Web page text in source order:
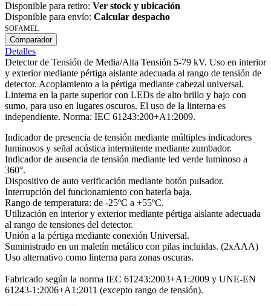
Disponible para retiro: Ver stock y ubicación
Disponible para envío: Calcular despacho
SOFAMEL
Comparador
Detalles
Detector de Tensión de Media/Alta Tensión 5-79 kV. Uso en interior
y exterior mediante pértiga aislante adecuada al rango de tensión de
detector. Acoplamiento a la pértiga mediante cabezal universal.
Linterna en la parte superior con LEDs de alto brillo y bajo con
sumo, para uso en lugares oscuros. El uso de la linterna es
independiente. Norma: IEC 61243:200+A1:2009.
Indicador de presencia de tensión mediante múltiples indicadores
luminosos y señal acústica intermitente mediante zumbador.
Indicador de ausencia de tensión mediante led verde luminoso a
360°.
Dispositivo de auto verificación mediante botón pulsador.
Interrupción del funcionamiento con batería baja.
Rango de temperatura: de -25ºC a +55ºC.
Utilización en interior y exterior mediante pértiga aislante adecuada
al rango de tensiones del detector.
Unión a la pértiga mediante conexión Universal.
Suministrado en un maletín metálico con pilas incluidas. (2xAAA)
Uso alternativo como linterna para zonas oscuras.
Fabricado según la norma IEC 61243:2003+A1:2009 y UNE-EN
61243-1:2006+A1:2011 (excepto rango de tensión).